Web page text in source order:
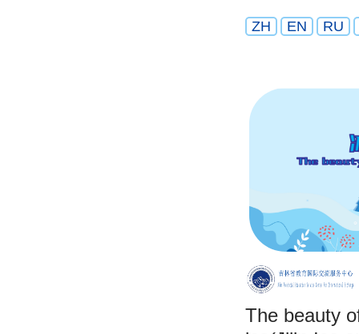
ZH EN RU
The beauty